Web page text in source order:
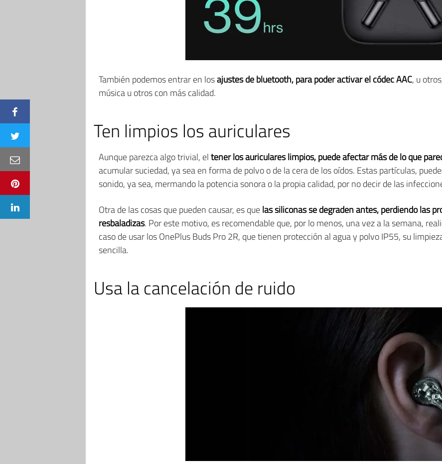
También podemos entrar en losajustes de bluetooth, para poder activar el códec AAC, u
música u otros con más calidad.
Ten limpios los auriculares
Aunque parezca algo trivial, eltener los auriculares limpios, puede afectar más de lo que
acumular suciedad, ya sea en forma de polvo o de la cera de los oídos. Estas partículas,
sonido, ya sea, mermando la potencia sonora o la propia calidad, por no decir de las
Otra de las cosas que pueden causar, es quelas siliconas se degraden antes, perdiendo las
resbaladizas. Por este motivo, es recomendable que, por lo menos, una vez a la semana,
caso de usar los OnePlus Buds Pro 2R, que tienen protección al agua y polvo IP55, su
sencilla.
Usa la cancelación de ruido